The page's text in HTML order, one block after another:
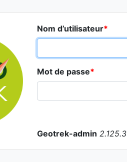
Nom d’utilisateur*
Mot de passe*
Geotrek-admin 2.125.3